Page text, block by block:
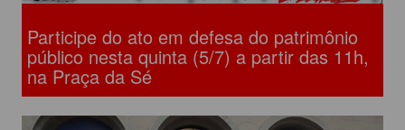
Participe do ato em defesa do patrimônio
público nesta quinta (5/7) a partir das 11h,
na Praça da Sé